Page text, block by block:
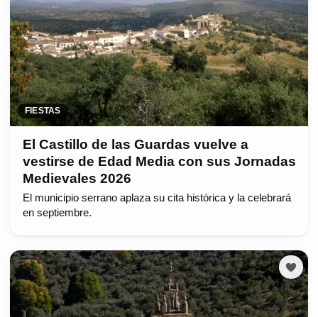
FIESTAS
El Castillo de las Guardas vuelve a
vestirse de Edad Media con sus Jornadas
Medievales 2026
El municipio serrano aplaza su cita histórica y la celebrará
en septiembre.